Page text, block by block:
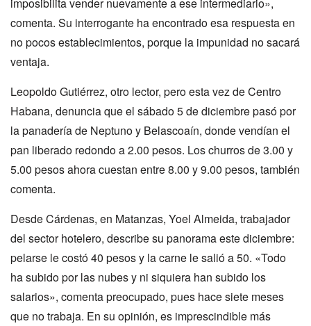
comenta. Su interrogante ha encontrado esa respuesta en
no pocos establecimientos, porque la impunidad no sacará
ventaja.
Leopoldo Gutiérrez, otro lector, pero esta vez de Centro
Habana, denuncia que el sábado 5 de diciembre pasó por
la panadería de Neptuno y Belascoaín, donde vendían el
pan liberado redondo a 2.00 pesos. Los churros de 3.00 y
5.00 pesos ahora cuestan entre 8.00 y 9.00 pesos, también
comenta.
Desde Cárdenas, en Matanzas, Yoel Almeida, trabajador
del sector hotelero, describe su panorama este diciembre:
pelarse le costó 40 pesos y la carne le salió a 50. «Todo
ha subido por las nubes y ni siquiera han subido los
salarios», comenta preocupado, pues hace siete meses
que no trabaja. En su opinión, es imprescindible más